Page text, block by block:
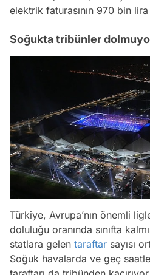
elektrik faturasının 970 bin
Soğukta tribünler
Türkiye, Avrupa’nın önemli
doluluğu oranında sınıfta
statlara gelen taraftar sayısı
Soğuk havalarda ve geç